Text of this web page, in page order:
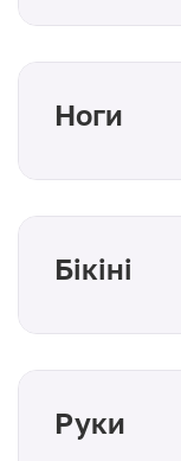
Ноги
Бікіні
Руки